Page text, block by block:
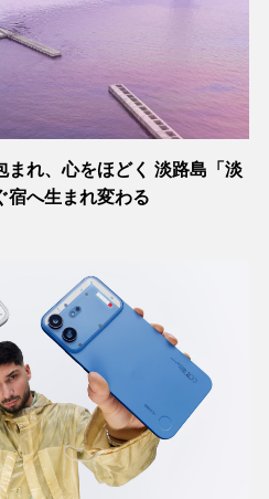
まれ、心をほどく 淡路島「淡
宿へ生まれ変わる